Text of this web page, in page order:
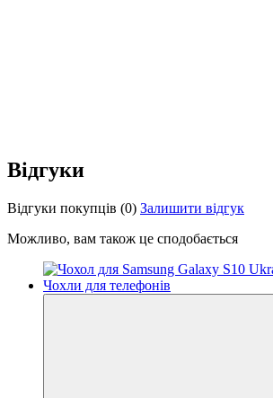
Відгуки
Відгуки покупців (0) Залишити відгук
Можливо, вам також це сподобається